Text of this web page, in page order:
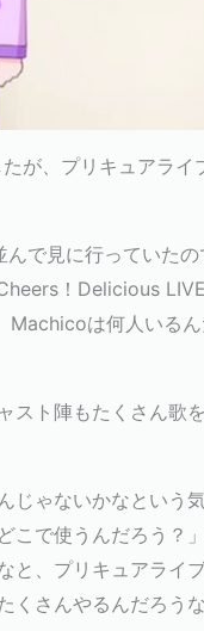
が、プリキュアライ
で見に行っていた
！Delicious
は何人いるん
ト陣もたくさん歌
じゃないかなという
で使うんだろう？
と、プリキュアライ
くさんやるんだろう